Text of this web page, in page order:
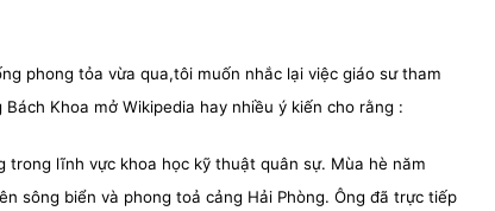
phong tỏa vừa qua,tôi muốn nhắc lại việc giáo sư tham
Khoa mở Wikipedia hay nhiều ý kiến cho rằng :
lĩnh vực khoa học kỹ thuật quân sự. Mùa hè năm
sông biển và phong toả cảng Hải Phòng. Ông đã trực tiếp